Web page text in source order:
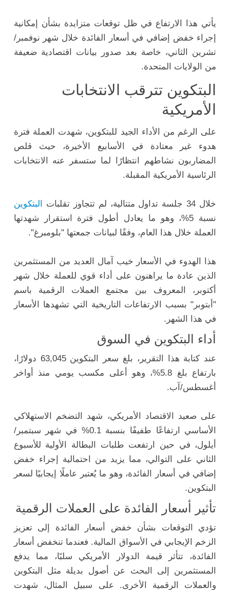
يأتي هذا الارتفاع في ظل توقعات متزايدة بشأن إمكانية
إجراء خفض إضافي في أسعار الفائدة خلال شهر نوفمبر/
تشرين الثاني، خاصة بعد صدور بيانات اقتصادية ضعيفة
من الولايات المتحدة.
البتكوين تترقب الانتخابات
الأمريكية
على الرغم من الأداء الجيد للبتكوين، شهدت العملة فترة
هدوء غير معتادة في الأسابيع الأخيرة، حيث قلص
المضاربون نشاطهم انتظارًا لما ستسفر عنه الانتخابات
الرئاسية الأمريكية المقبلة.
خلال 34 جلسة تداول متتالية، لم تتجاوز تقلبات
البتكوين
نسبة 5%، وهو ما يعادل أطول فترة استقرار شهدتها
العملة خلال هذا العام، وفقًا لبيانات جمعتها "بلومبرغ".
هذا الهدوء في الأسعار خيب آمال العديد من المستثمرين
الذين عادة ما يراهنون على أداء قوي للعملة خلال شهر
أكتوبر، المعروف بين مجتمع العملات الرقمية باسم
"أبتوبر" بسبب الارتفاعات التاريخية التي تشهدها الأسعار
في هذا الشهر.
أداء البتكوين في السوق
عند كتابة هذا التقرير، بلغ سعر البتكوين 63,045 دولارًا،
بارتفاع بلغ 5.8%، وهو أعلى مكسب يومي منذ أواخر
أغسطس/آب.
على صعيد الاقتصاد الأمريكي، شهد التضخم الاستهلاكي
الأساسي ارتفاعًا طفيفًا بنسبة 0.1% في شهر سبتمبر/
أيلول، في حين ارتفعت طلبات البطالة الأولية للأسبوع
الثاني على التوالي، مما يزيد من احتمالية إجراء خفض
إضافي في أسعار الفائدة، وهو ما يُعتبر عاملًا إيجابيًا لسعر
البتكوين.
تأثير أسعار الفائدة على العملات الرقمية
تؤدي التوقعات بشأن خفض أسعار الفائدة إلى تعزيز
الزخم الإيجابي في الأسواق المالية. فعندما تنخفض أسعار
الفائدة، تتأثر قيمة الدولار الأمريكي سلبًا، مما يدفع
المستثمرين إلى البحث عن أصول بديلة مثل البتكوين
والعملات الرقمية الأخرى. على سبيل المثال، شهدت